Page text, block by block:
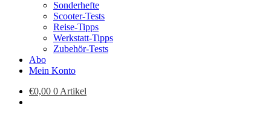
Sonderhefte
Scooter-Tests
Reise-Tipps
Werkstatt-Tipps
Zubehör-Tests
Abo
Mein Konto
€0,00 0 Artikel